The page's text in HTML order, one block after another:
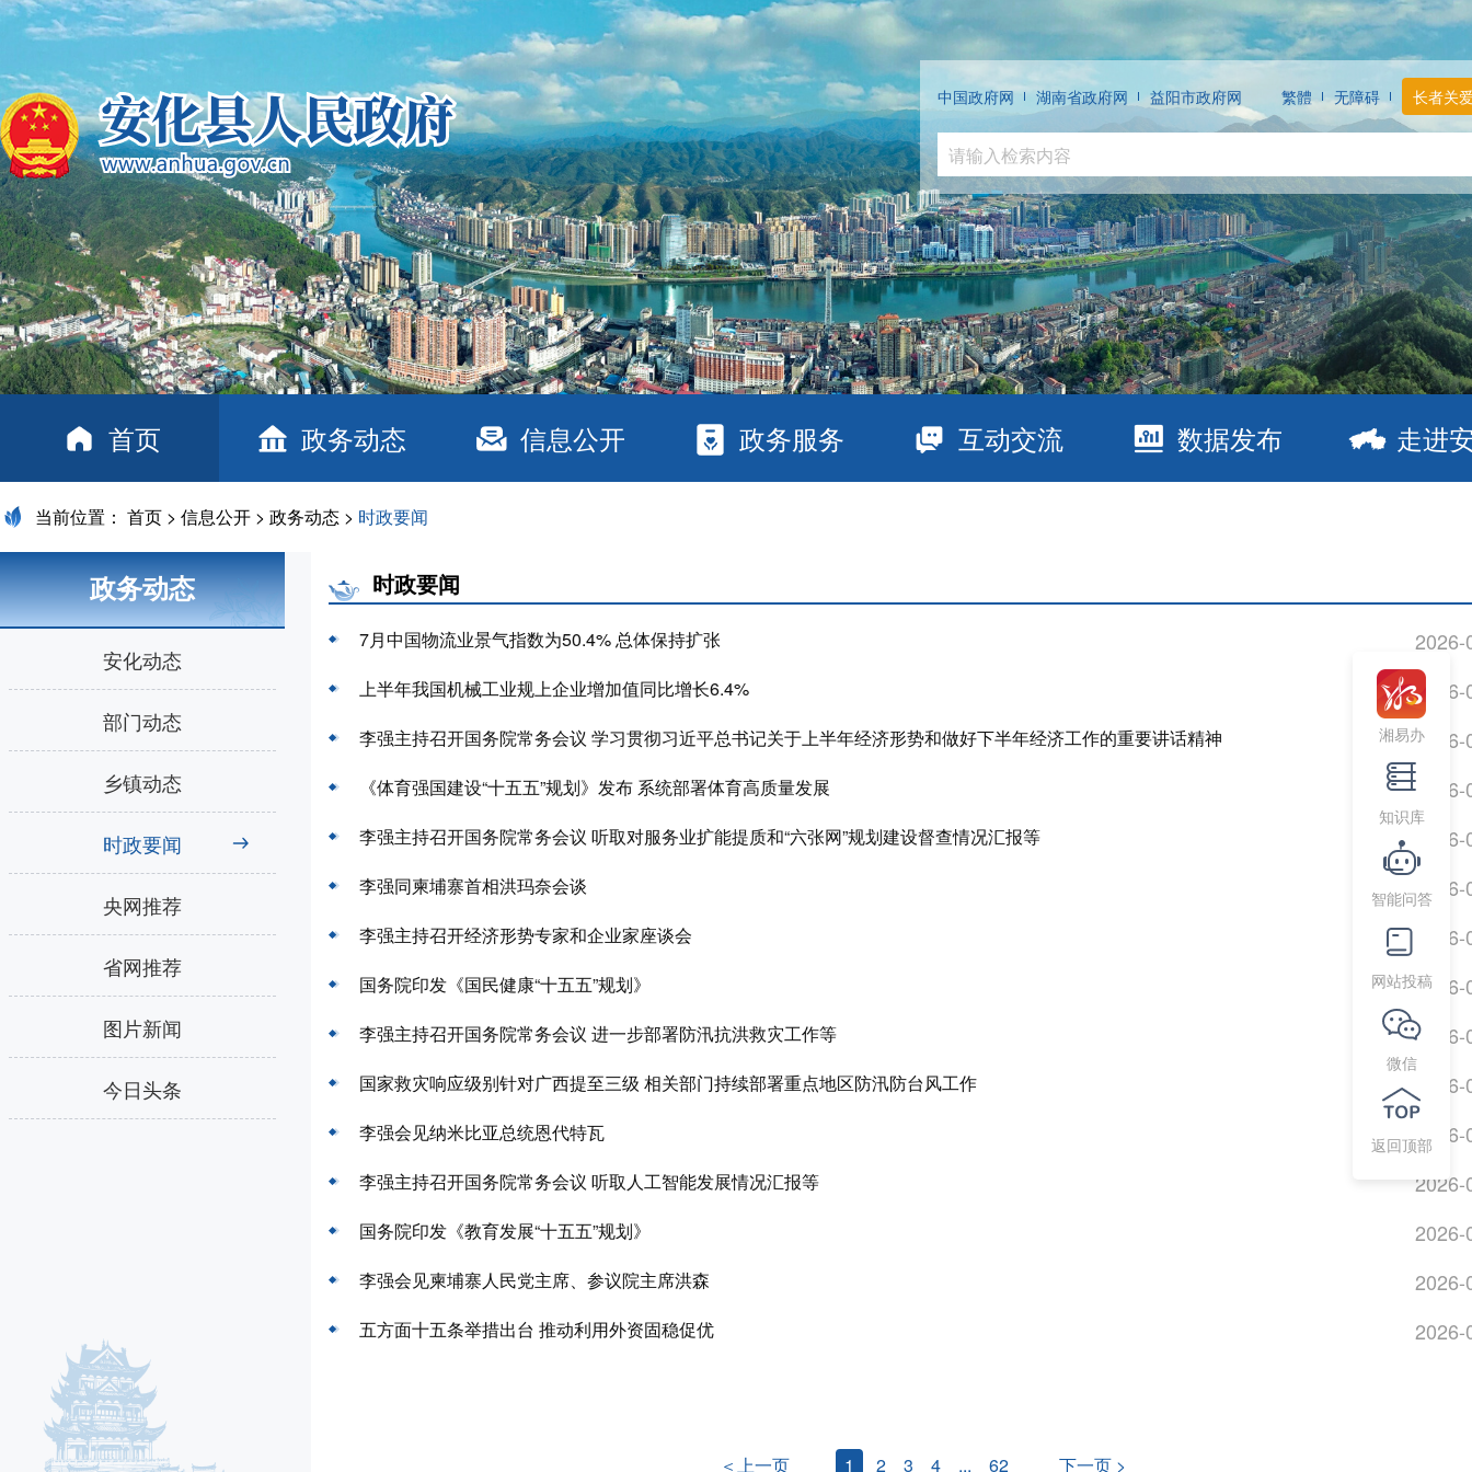
中国政府网 湖南省政府网 益阳市政府网 繁體 无障碍 长者关
首页 政务动态 信息公开 政务服务 互动交流 数据发布 走进
当前位置： 首页 > 信息公开 > 政务动态 > 时政要闻
政务动态
安化动态
部门动态
乡镇动态
时政要闻
央网推荐
省网推荐
图片新闻
今日头条
时政要闻
7月中国物流业景气指数为50.4% 总体保持扩张 2026-
上半年我国机械工业规上企业增加值同比增长6.4% 2026-
李强主持召开国务院常务会议 学习贯彻习近平总书记关于上半年经济形势和做好下半年经济工作的重要讲话精神 2026-
《体育强国建设“十五五”规划》发布 系统部署体育高质量发展 2026-
李强主持召开国务院常务会议 听取对服务业扩能提质和“六张网”规划建设督查情况汇报等
李强同柬埔寨首相洪玛奈会谈 2026-
李强主持召开经济形势专家和企业家座谈会
国务院印发《国民健康“十五五”规划》 2026-
李强主持召开国务院常务会议 进一步部署防汛抗洪救灾工作等 2026-
国家救灾响应级别针对广西提至三级 相关部门持续部署重点地区防汛防台风工作
李强会见纳米比亚总统恩代特瓦 2026-
李强主持召开国务院常务会议 听取人工智能发展情况汇报等 2026-
国务院印发《教育发展“十五五”规划》 2026-
李强会见柬埔寨人民党主席、参议院主席洪森 2026-
五方面十五条举措出台 推动利用外资固稳促优 2026-
＜上一页 1 2 3 4 ... 62 下一页 >
湘易办
知识库
智能问答
网站投稿
微信
返回顶部